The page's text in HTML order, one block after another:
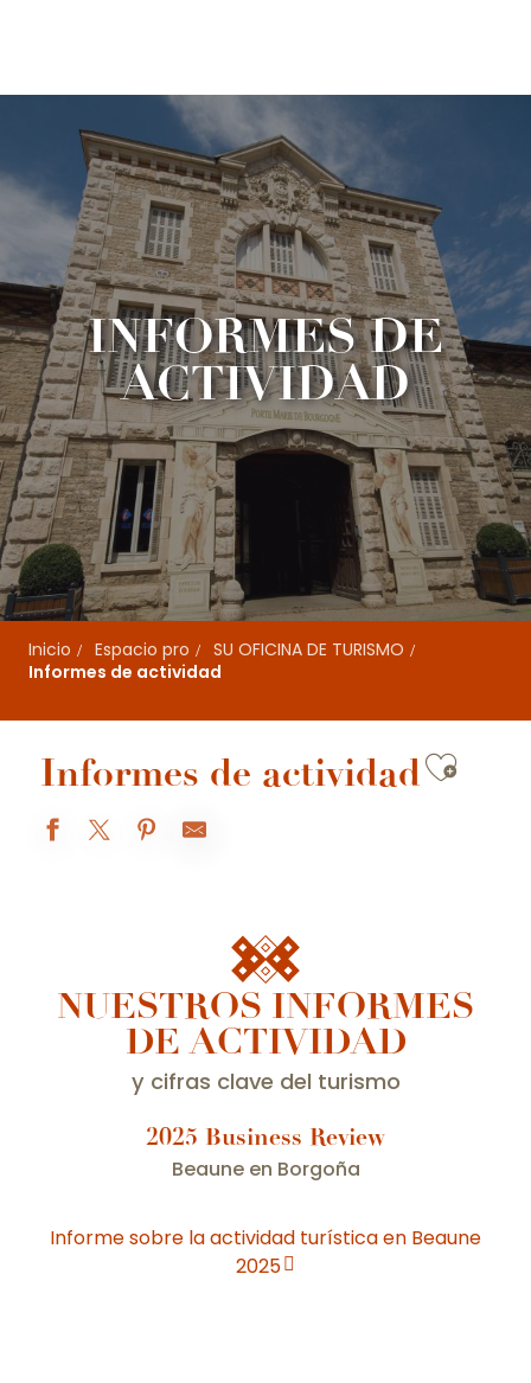
principal
INFORMES DE
ACTIVIDAD
Inicio Espacio pro
SU OFICINA DE TURISMO
Informes de actividad
Informes de actividad
NUESTROS INFORMES
DE ACTIVIDAD
y cifras clave del turismo
2025 Business Review
Beaune en Borgoña
Informe sobre la actividad turística en Beaune
2025